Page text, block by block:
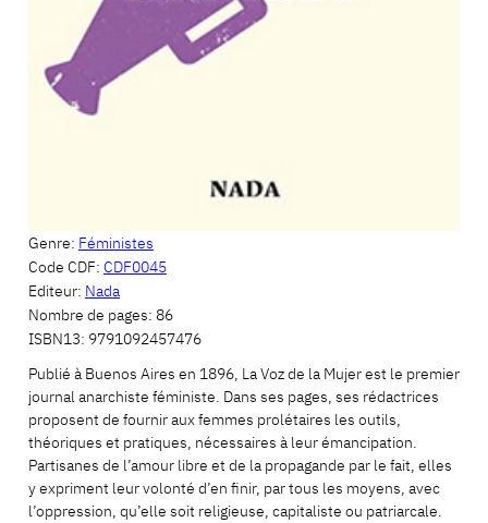
Genre: Féministes
Code CDF: CDF0045
Editeur: Nada
Nombre de pages: 86
ISBN13: 9791092457476
Publié à Buenos Aires en 1896, La Voz de la Mujer est le premier
journal anarchiste féministe. Dans ses pages, ses rédactrices
proposent de fournir aux femmes prolétaires les outils,
théoriques et pratiques, nécessaires à leur émancipation.
Partisanes de l’amour libre et de la propagande par le fait, elles
y expriment leur volonté d’en finir, par tous les moyens, avec
l’oppression, qu’elle soit religieuse, capitaliste ou patriarcale.